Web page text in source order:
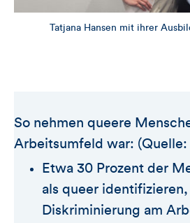
Tatjana Hansen mit ihrer
So nehmen queere
Arbeitsumfeld war: (Quelle:
Etwa 30 Prozent der
als queer
Diskriminierung am